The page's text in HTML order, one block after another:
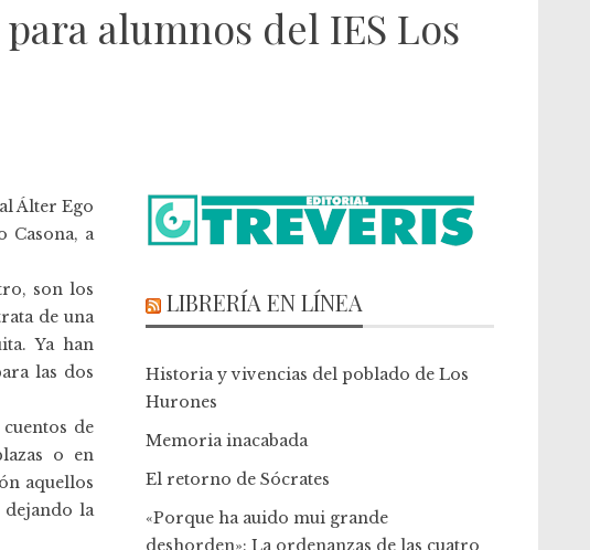
para alumnos del IES Los
Álter Ego
Casona, a
son los
de una
Ya han
las dos
de
o en
aquellos
dejando la
LIBRERÍA EN LÍNEA
Historia y vivencias del poblado de Los
Hurones
Memoria inacabada
El retorno de Sócrates
«Porque ha auido mui grande
deshorden»: La ordenanzas de las cuatro